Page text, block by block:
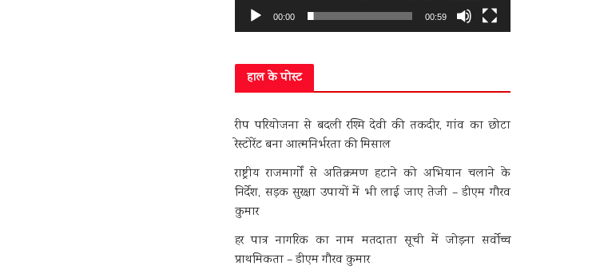
00:00 00:59
हाल के पोस्ट
रीप परियोजना से बदली रश्मि देवी की तकदीर, गांव का छोटा
रेस्टोरेंट बना आत्मनिर्भरता की मिसाल
राष्ट्रीय राजमार्गों से अतिक्रमण हटाने को अभियान चलाने के
निर्देश, सड़क सुरक्षा उपायों में भी लाई जाए तेजी – डीएम गौरव
कुमार
हर पात्र नागरिक का नाम मतदाता सूची में जोड़ना सर्वोच्च
प्राथमिकता – डीएम गौरव कुमार